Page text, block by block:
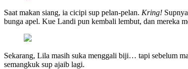
Saat makan siang, ia cicipi sup pelan-pelan. Kring!
bunga apel. Kue Landi pun kembali lembut, dan mereka
Sekarang, Lila masih suka menggali biji… tapi sebelum
semangkuk sup ajaib lagi.